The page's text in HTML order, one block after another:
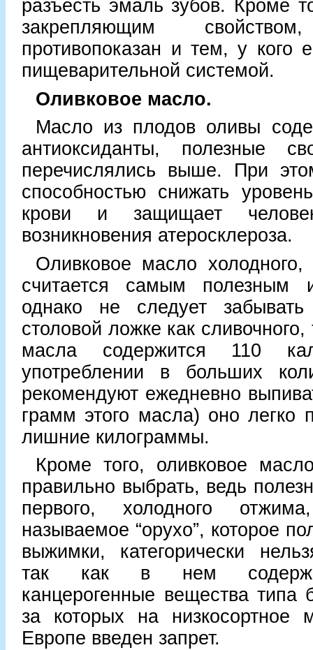
разъесть эмаль зубов. Кроме
закрепляющим
противопоказан и тем, у кого
пищеварительной системой.
Оливковое масло.
Масло из плодов оливы
антиоксиданты, полезные
перечислялись выше. При
способностью снижать
крови и защищает
возникновения атеросклероза.
Оливковое масло холодного,
считается самым полезным
однако не следует
столовой ложке как сливочного,
масла содержится 110
употреблении в больших
рекомендуют ежедневно
грамм этого масла) оно легко
лишние килограммы.
Кроме того, оливковое
правильно выбрать, ведь
первого, холодного
называемое “орухо”, которое
выжимки, категорически
так как в нем
канцерогенные вещества типа
за которых на низкосортное
Европе введен запрет.